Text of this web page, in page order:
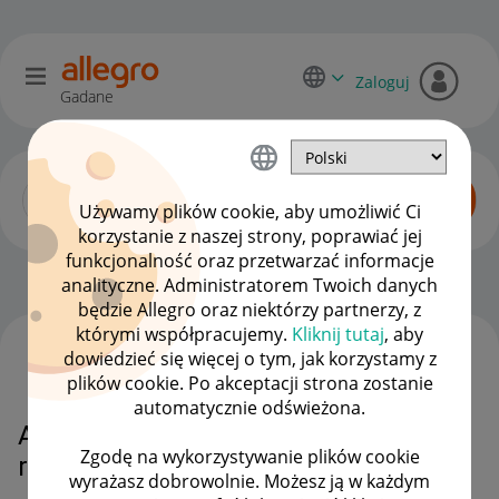
Używamy plików cookie, aby umożliwić Ci
korzystanie z naszej strony, poprawiać jej
funkcjonalność oraz przetwarzać informacje
analityczne. Administratorem Twoich danych
będzie Allegro oraz niektórzy partnerzy, z
którymi współpracujemy. Kliknij tutaj, aby
dowiedzieć się więcej o tym, jak korzystamy z
plików cookie. Po akceptacji strona zostanie
automatycznie odświeżona.
Zgodę na wykorzystywanie plików cookie
wyrażasz dobrowolnie. Możesz ją w każdym
Gadane
Zaloguj
Zaawansowani sprzedawcy OPCJE
Allegro podważa decyzje
reklamacyjną sprzedawcy
WSZYSTKIE TEMATY